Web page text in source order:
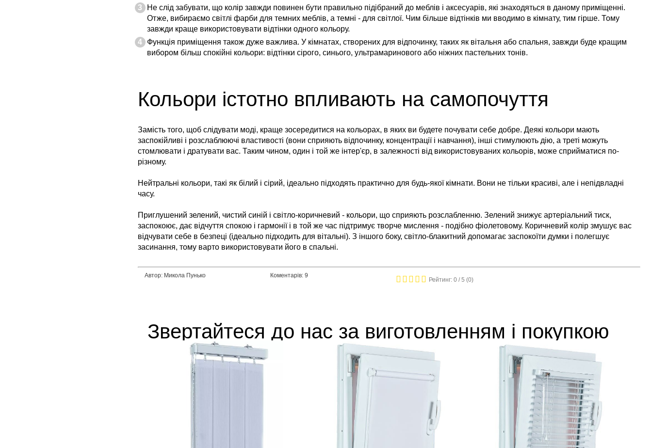
Не слід забувати, що колір завжди повинен бути правильно підібраний до меблів і аксесуарів, які знаходяться в даному приміщенні.
Отже, вибираємо світлі фарби для темних меблів, а темні - для світлої. Чим більше відтінків ми вводимо в кімнату, тим гірше. Тому
завжди краще використовувати відтінки одного кольору.
Функція приміщення також дуже важлива. У кімнатах, створених для відпочинку, таких як вітальня або спальня, завжди буде кращим
вибором більш спокійні кольори: відтінки сірого, синього, ультрамаринового або ніжних пастельних тонів.
Кольори істотно впливають на самопочуття
Замість того, щоб слідувати моді, краще зосередитися на кольорах, в яких ви будете почувати себе добре. Деякі кольори мають
заспокійливі і розслаблюючі властивості (вони сприяють відпочинку, концентрації і навчання), інші стимулюють дію, а треті можуть
стомлювати і дратувати вас. Таким чином, один і той же інтер'єр, в залежності від використовуваних кольорів, може сприйматися по-
різному.
Нейтральні кольори, такі як білий і сірий, ідеально підходять практично для будь-якої кімнати. Вони не тільки красиві, але і непідвладні
часу.
Приглушений зелений, чистий синій і світло-коричневий - кольори, що сприяють розслабленню. Зелений знижує артеріальний тиск,
заспокоює, дає відчуття спокою і гармонії і в той же час підтримує творче мислення - подібно фіолетовому. Коричневий колір змушує вас
відчувати себе в безпеці (ідеально підходить для вітальні). З іншого боку, світло-блакитний допомагає заспокоїти думки і полегшує
засинання, тому варто використовувати його в спальні.
Автор: Микола Пунько Коментарів: 9
Рейтинг:0 / 5 (0)
Звертайтеся до нас за виготовленням і покупкою